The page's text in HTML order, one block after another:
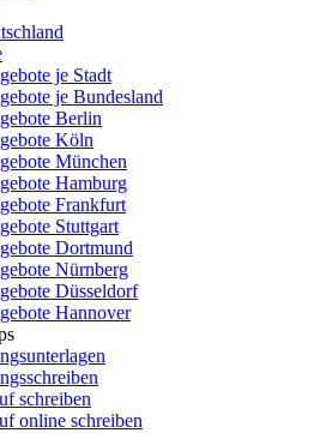
je Stadt
je Bundesland
Berlin
Köln
München
Hamburg
Frankfurt
Stuttgart
Dortmund
Nürnberg
Düsseldorf
Hannover
schreiben
online schreiben